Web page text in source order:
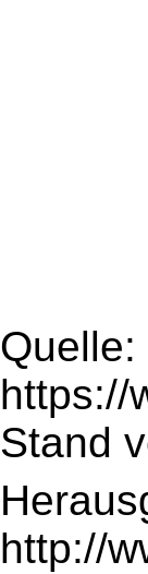
Quelle:
https://
Stand
http://